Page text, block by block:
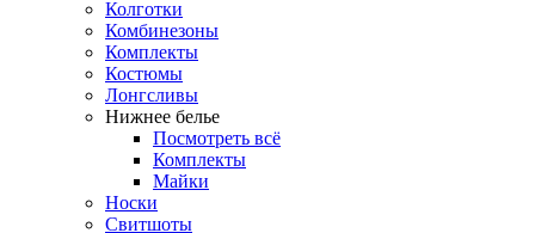
Колготки
Комбинезоны
Комплекты
Костюмы
Лонгсливы
Нижнее белье
Посмотреть всё
Комплекты
Майки
Носки
Свитшоты